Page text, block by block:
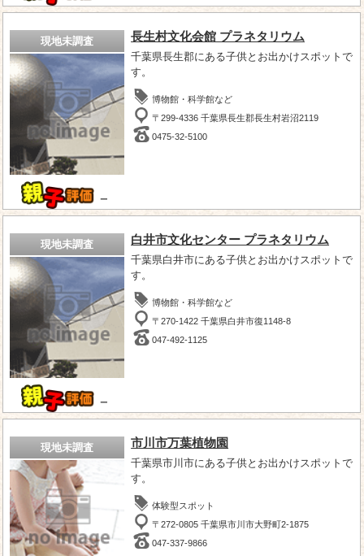
現地未調査
－
長生村文化会館 プラネタリウム
千葉県長生郡にある子供とお出かけスポットで
す。
博物館・科学館など
〒299-4336 千葉県長生郡長生村岩沼2119
0475-32-5100
現地未調査
－
白井市文化センター プラネタリウム
千葉県白井市にある子供とお出かけスポットで
す。
博物館・科学館など
〒270-1422 千葉県白井市復1148-8
047-492-1125
現地未調査 市川市万葉植物園
千葉県市川市にある子供とお出かけスポットで
す。
体験型スポット
〒272-0805 千葉県市川市大野町2-1875
047-337-9866